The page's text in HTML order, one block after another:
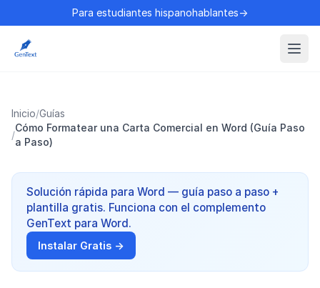
Para estudiantes hispanohablantes→
Inicio/Guías
/
Cómo Formatear una Carta Comercial en Word (Guía Paso
a Paso)
Solución rápida para Word — guía paso a paso +
plantilla gratis. Funciona con el complemento
GenText para Word.
Instalar Gratis →